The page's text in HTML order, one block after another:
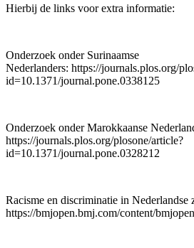
Hierbij de links voor extra informatie:
Onderzoek onder Surinaamse
Nederlanders: https://journals.plos.org/
id=10.1371/journal.pone.0338125
Onderzoek onder Marokkaanse
https://journals.plos.org/plosone/article?
id=10.1371/journal.pone.0328212
Racisme en discriminatie in Nederlandse
https://bmjopen.bmj.com/content/